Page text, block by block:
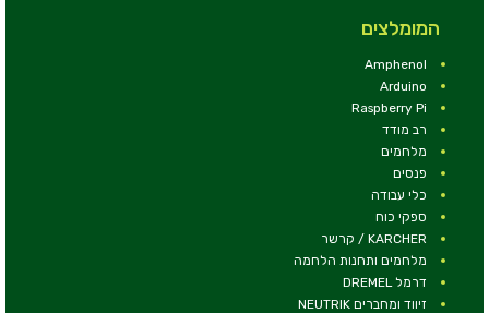
המומלצים
Amphenol
Arduino
Raspberry Pi
רב מודד
מלחמים
פנסים
כלי עבודה
ספקי כוח
KARCHER / קרשר
מלחמים ותחנות הלחמה
דרמל DREMEL
זיווד ומחברים NEUTRIK